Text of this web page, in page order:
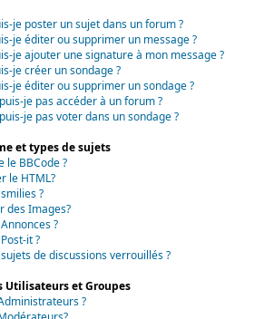
je poster un sujet dans un forum ?
je éditer ou supprimer un message ?
je ajouter une signature à mon message ?
je créer un sondage ?
je éditer ou supprimer un sondage ?
je pas accéder à un forum ?
je pas voter dans un sondage ?
et types de sujets
le BBCode ?
le HTML?
?
des Images?
?
it ?
de discussions verrouillés ?
Utilisateurs et Groupes
?